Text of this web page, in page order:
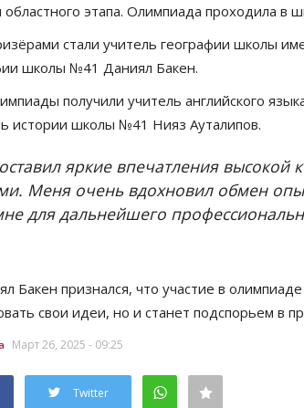
областного этапа. Олимпиада проходила в
стали учитель географии школы
школы №41 Даниял Бакен.
получили учитель английского
истории школы №41 Нияз Ауталипов.
яркие впечатления
Меня очень вдохновил обмен
для дальнейшего
Бакен признался, что участие в
свои идеи, но и станет подспорьем в
Март 26, 2025 - 09:25
Twitter